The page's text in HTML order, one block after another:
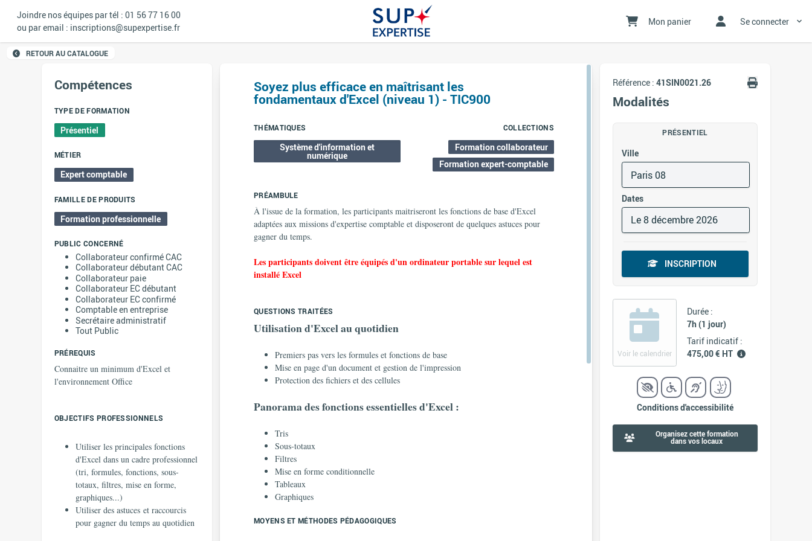
Joindre nos équipes par tél : 01 56 77 16 00
ou par email : inscriptions@supexpertise.fr
Mon panier Se connecter
RETOUR AU CATALOGUE
Compétences
TYPE DE FORMATION
Présentiel
MÉTIER
Expert comptable
FAMILLE DE PRODUITS
Formation professionnelle
PUBLIC CONCERNÉ
Collaborateur confirmé CAC
Collaborateur débutant CAC
Collaborateur paie
Collaborateur EC débutant
Collaborateur EC confirmé
Comptable en entreprise
Secrétaire administratif
Tout Public
PRÉREQUIS
Connaitre un minimum d'Excel et
l'environnement Office
OBJECTIFS PROFESSIONNELS
Utiliser les principales fonctions
d'Excel dans un cadre professionnel
(tri, formules, fonctions, sous-
totaux, filtres, mise en forme,
graphiques...)
Utiliser des astuces et raccourcis
pour gagner du temps au quotidien
Soyez plus efficace en maîtrisant les
fondamentaux d'Excel (niveau 1) - TIC900
THÉMATIQUES
Système d'information et
numérique
COLLECTIONS
Formation collaborateur
Formation expert-comptable
PRÉAMBULE
À l'issue de la formation, les participants maitriseront les fonctions de base d'Excel
adaptées aux missions d'expertise comptable et disposeront de quelques astuces pour
gagner du temps.
Les participants doivent être équipés d'un ordinateur portable sur lequel est
installé Excel
QUESTIONS TRAITÉES
Utilisation d'Excel au quotidien
Premiers pas vers les formules et fonctions de base
Mise en page d'un document et gestion de l'impression
Protection des fichiers et des cellules
Panorama des fonctions essentielles d'Excel :
Tris
Sous-totaux
Filtres
Mise en forme conditionnelle
Tableaux
Graphiques
MOYENS ET MÉTHODES PÉDAGOGIQUES
Référence : 41SIN0021.26
Modalités
PRÉSENTIEL
Ville
Paris 08
Dates
Le 8 décembre 2026
INSCRIPTION
Voir le calendrier
Durée :
7h (1 jour)
Tarif indicatif :
475,00 € HT
Conditions d'accessibilité
Organisez cette formation
dans vos locaux